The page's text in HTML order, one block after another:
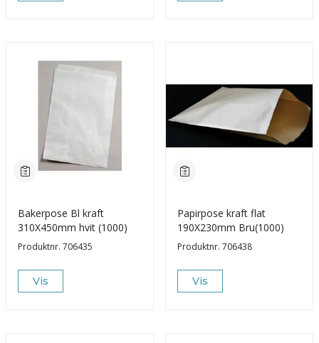
Bakerpose Bl kraft
310X450mm hvit (1000)
Produktnr. 706435
Vis
Papirpose kraft flat
190X230mm Bru(1000)
Produktnr. 706438
Vis